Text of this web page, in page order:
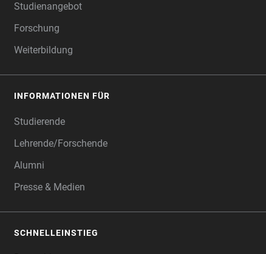
Studienangebot
Forschung
Weiterbildung
INFORMATIONEN FÜR
Studierende
Lehrende/Forschende
Alumni
Presse & Medien
SCHNELLEINSTIEG